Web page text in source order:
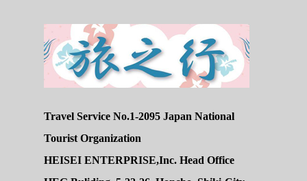
Travel Service No.1-2095 Japan National
Tourist Organization
HEISEI ENTERPRISE,Inc. Head Office